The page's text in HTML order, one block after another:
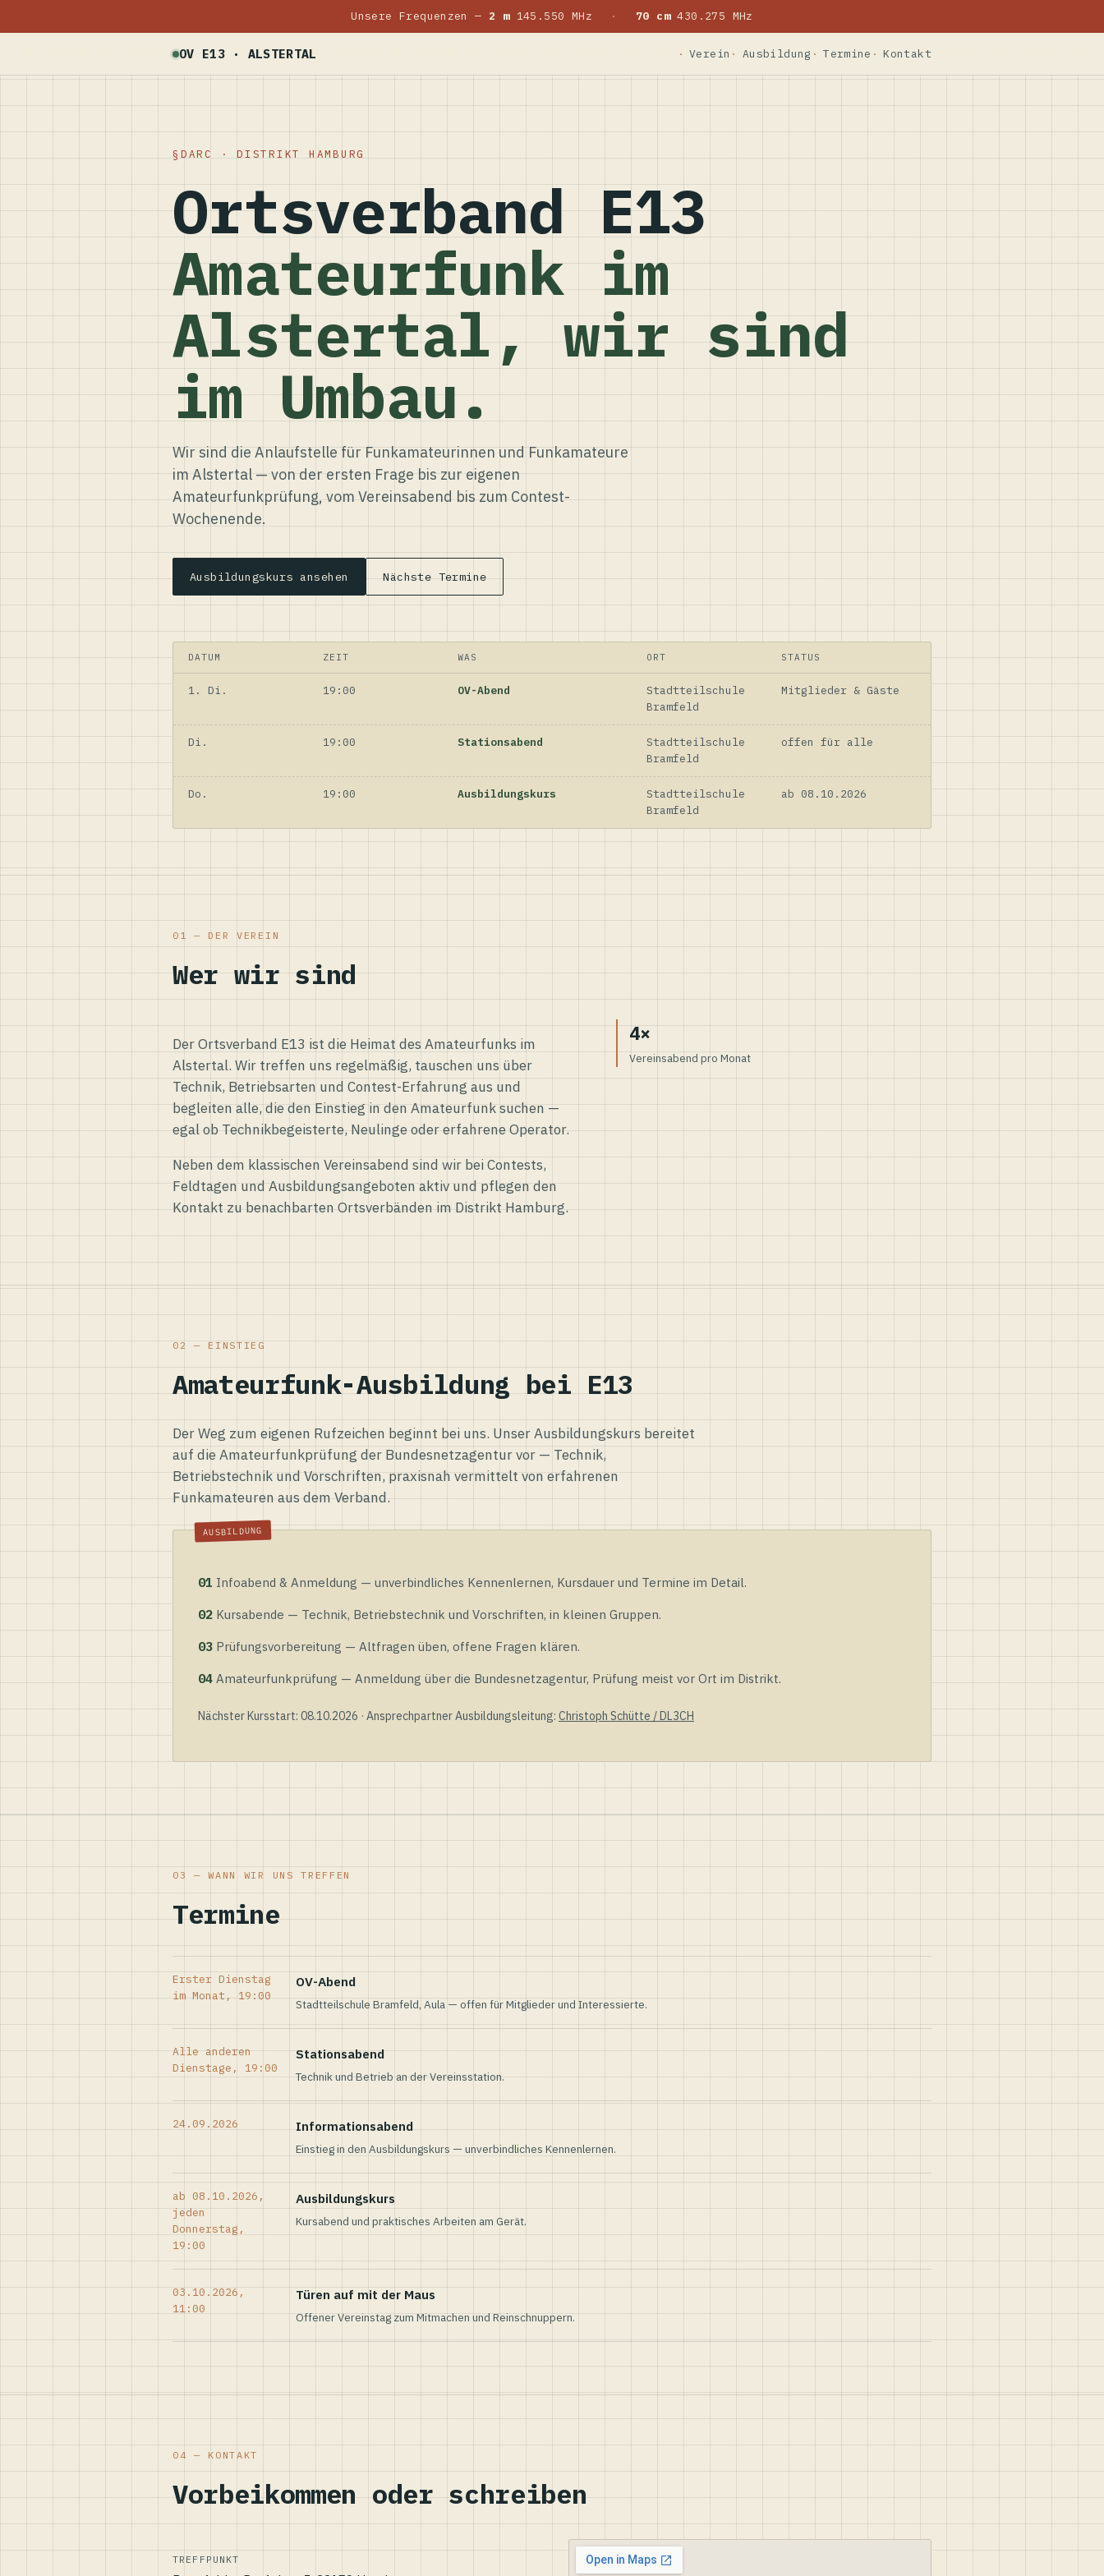
Unsere Frequenzen — 2 m145.550 MHz · 70 cm430.275 MHz
OV E13 · ALSTERTAL Verein Ausbildung Termine Kontakt
DARC · DISTRIKT HAMBURG
Ortsverband E13
Amateurfunk im
Alstertal, wir sind
im Umbau.
Wir sind die Anlaufstelle für Funkamateurinnen und Funkamateure
im Alstertal — von der ersten Frage bis zur eigenen
Amateurfunkprüfung, vom Vereinsabend bis zum Contest-
Wochenende.
Ausbildungskurs ansehen Nächste Termine
DATUM ZEIT WAS ORT STATUS
1. Di. 19:00 OV-Abend
Stadtteilschule
Bramfeld
Mitglieder & Gäste
Di. 19:00 Stationsabend
Stadtteilschule
Bramfeld
offen für alle
Do. 19:00 Ausbildungskurs
Stadtteilschule
Bramfeld
ab 08.10.2026
01 — DER VEREIN
Wer wir sind
Der Ortsverband E13 ist die Heimat des Amateurfunks im
Alstertal. Wir treffen uns regelmäßig, tauschen uns über
Technik, Betriebsarten und Contest-Erfahrung aus und
begleiten alle, die den Einstieg in den Amateurfunk suchen —
egal ob Technikbegeisterte, Neulinge oder erfahrene Operator.
Neben dem klassischen Vereinsabend sind wir bei Contests,
Feldtagen und Ausbildungsangeboten aktiv und pflegen den
Kontakt zu benachbarten Ortsverbänden im Distrikt Hamburg.
4×
Vereinsabend pro Monat
02 — EINSTIEG
Amateurfunk-Ausbildung bei E13
Der Weg zum eigenen Rufzeichen beginnt bei uns. Unser Ausbildungskurs bereitet
auf die Amateurfunkprüfung der Bundesnetzagentur vor — Technik,
Betriebstechnik und Vorschriften, praxisnah vermittelt von erfahrenen
Funkamateuren aus dem Verband.
01 Infoabend & Anmeldung — unverbindliches Kennenlernen, Kursdauer und Termine im Detail.
02 Kursabende — Technik, Betriebstechnik und Vorschriften, in kleinen Gruppen.
03 Prüfungsvorbereitung — Altfragen üben, offene Fragen klären.
04 Amateurfunkprüfung — Anmeldung über die Bundesnetzagentur, Prüfung meist vor Ort im Distrikt.
Nächster Kursstart: 08.10.2026 · Ansprechpartner Ausbildungsleitung: Christoph Schütte / DL3CH
03 — WANN WIR UNS TREFFEN
Termine
Erster Dienstag
im Monat, 19:00
OV-Abend
Stadtteilschule Bramfeld, Aula — offen für Mitglieder und Interessierte.
Alle anderen
Dienstage, 19:00
Stationsabend
Technik und Betrieb an der Vereinsstation.
24.09.2026 Informationsabend
Einstieg in den Ausbildungskurs — unverbindliches Kennenlernen.
ab 08.10.2026,
jeden
Donnerstag,
19:00
Ausbildungskurs
Kursabend und praktisches Arbeiten am Gerät.
03.10.2026,
11:00
Türen auf mit der Maus
Offener Vereinstag zum Mitmachen und Reinschnuppern.
04 — KONTAKT
Vorbeikommen oder schreiben
TREFFPUNKT